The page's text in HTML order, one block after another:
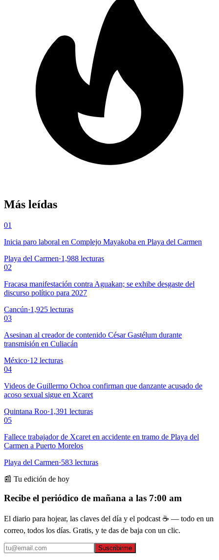
Más leídas
01
Inicia paro laboral en Complejo Mayakoba en Playa del Carmen
Playa del Carmen·1,988 lecturas
02
Fracasa manifestación contra Aguakan; se exhibe desgaste del
discurso político para 2027
Cancún·1,925 lecturas
03
Asesinan al creador de contenido César Gastélum durante
transmisión en Culiacán
México·12 lecturas
04
Videos de Guillermo Ochoa confirman que danzante acusado de
acoso sexual sigue en Xcaret
Quintana Roo·1,391 lecturas
05
Fallece trabajador de Xcaret en accidente en tramo de Playa del
Carmen a Puerto Morelos
Playa del Carmen·583 lecturas
📰 Tu edición de hoy
Recibe el periódico de mañana a las 7:00 am
El diario para hojear, las claves del día y el podcast ☕ — todo en un
correo, todos los días. Gratis, y te das de baja con un clic.
Suscribirme